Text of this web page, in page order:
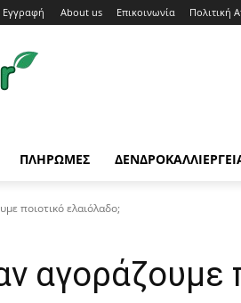
Εγγραφή About us Επικοινωνία Πολιτική
ΠΛΗΡΩΜΕΣ
ποιοτικό ελαιόλαδο;
αγοράζουμε